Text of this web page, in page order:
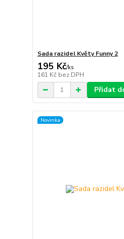
Sada razidel Květy Funny 2
195 Kč/ks
161 Kč bez DPH
Přidat
Novinka